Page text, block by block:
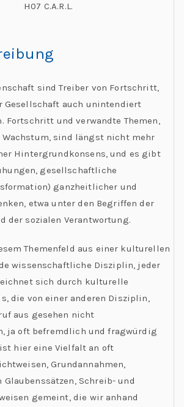
H07 C.A.R.L.
sind Treiber von Fortschritt,
Gesellschaft auch unintendiert
Fortschritt und verwandte Themen,
Wachstum, sind längst nicht mehr
Hintergrundkonsens, und es gibt
gesellschaftliche
ganzheitlicher und
etwa unter den Begriffen der
der sozialen Verantwortung.
Themenfeld aus einer kulturellen
wissenschaftliche Disziplin, jeder
sich durch kulturelle
die von einer anderen Disziplin,
aus gesehen nicht
ja oft befremdlich und fragwürdig
hier eine Vielfalt an oft
Grundannahmen,
Schreib- und
gemeint, die wir anhand